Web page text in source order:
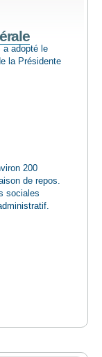
a adopté le
la Présidente
200
de repos.
sociales